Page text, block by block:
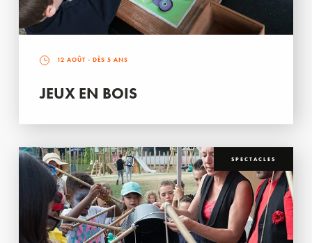
12 AOÛT - DÈS 5 ANS
JEUX EN BOIS
SPECTACLES